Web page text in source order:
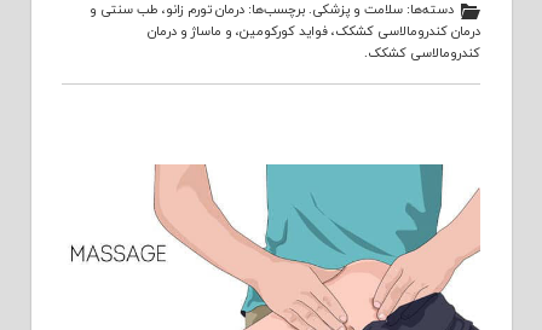
دسته‌ها:سلامت و پزشکی. برچسب‌ها:درمان تورم زانو، طب سنتی و
درمان کندرومالاسی کشکک، فواید کورکومین، و ماساژ و درمان
کندرومالاسی کشکک.